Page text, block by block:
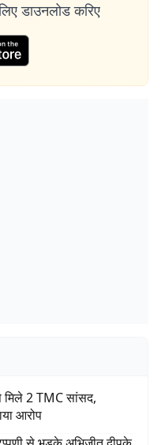
डाउनलोड करिए
मिले 2 TMC सांसद,
आरोप